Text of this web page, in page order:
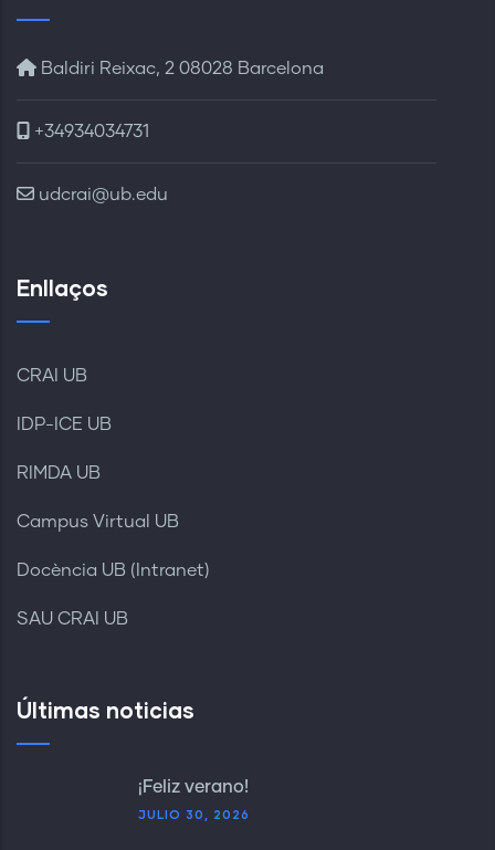
Baldiri Reixac, 2 08028 Barcelona
+34934034731
udcrai@ub.edu
Enllaços
CRAI UB
IDP-ICE UB
RIMDA UB
Campus Virtual UB
Docència UB (Intranet)
SAU CRAI UB
Últimas noticias
¡Feliz verano!
JULIO 30, 2026